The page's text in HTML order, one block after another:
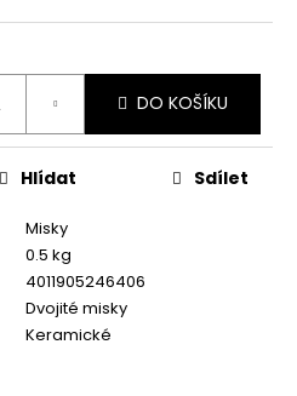
DO KOŠÍKU
Misky
0.5 kg
4011905246406
Dvojité misky
Keramické
Hlídat Sdílet